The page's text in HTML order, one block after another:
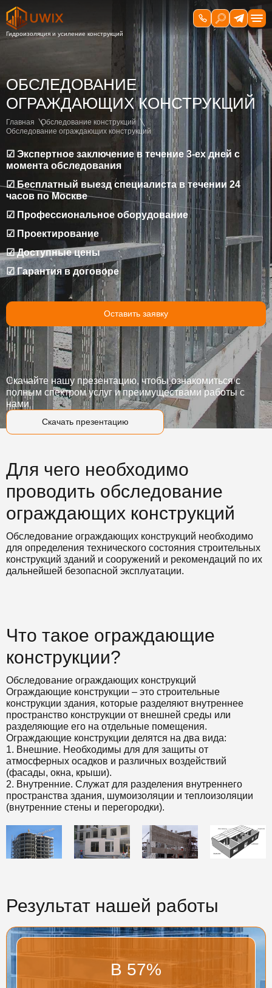
ОБСЛЕДОВАНИЕ
ОГРАЖДАЮЩИХ КОНСТРУКЦИЙ
Главная
Обследование конструкций
Обследование ограждающих конструкций
☑ Экспертное заключение в течение 3-ех дней с
момента обследования
☑ Бесплатный выезд специалиста в течении 24
часов по Москве
☑ Профессиональное оборудование
☑ Проектирование
☑ Доступные цены
☑ Гарантия в договоре
Оставить заявку
Скачать презентацию
Скачайте нашу презентацию, чтобы ознакомиться с
полным спектром услуг и преимуществами работы с
нами
Для чего необходимо
проводить обследование
ограждающих конструкций
Обследование ограждающих конструкций необходимо
для определения технического состояния строительных
конструкций зданий и сооружений и рекомендаций по их
дальнейшей безопасной эксплуатации.
Что такое ограждающие
конструкции?
Обследование ограждающих конструкций
Ограждающие конструкции – это строительные
конструкции здания, которые разделяют внутреннее
пространство конструкции от внешней среды или
разделяющие его на отдельные помещения.
Ограждающие конструкции делятся на два вида:
1. Внешние. Необходимы для для защиты от
атмосферных осадков и различных воздействий
(фасады, окна, крыши).
2. Внутренние. Служат для разделения внутреннего
пространства здания, шумоизоляции и теплоизоляции
(внутренние стены и перегородки).
Результат нашей работы
В 57%